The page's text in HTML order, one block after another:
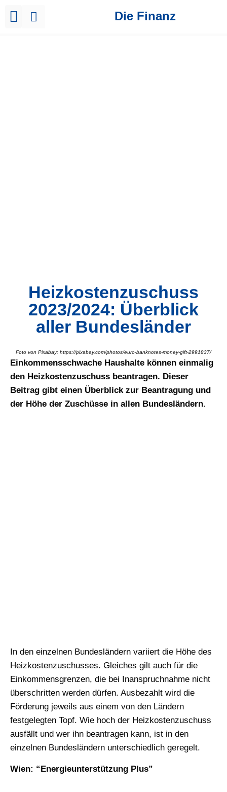
Die Finanz
Heizkostenzuschuss
2023/2024: Überblick
aller Bundesländer
Foto von Pixabay: https://pixabay.com/photos/euro-banknotes-money-gift-2991837/
Einkommensschwache Haushalte können einmalig
den Heizkostenzuschuss beantragen. Dieser
Beitrag gibt einen Überblick zur Beantragung und
der Höhe der Zuschüsse in allen Bundesländern.
In den einzelnen Bundesländern variiert die Höhe des
Heizkostenzuschusses. Gleiches gilt auch für die
Einkommensgrenzen, die bei Inanspruchnahme nicht
überschritten werden dürfen. Ausbezahlt wird die
Förderung jeweils aus einem von den Ländern
festgelegten Topf. Wie hoch der Heizkostenzuschuss
ausfällt und wer ihn beantragen kann, ist in den
einzelnen Bundesländern unterschiedlich geregelt.
Wien: “Energieunterstützung Plus”